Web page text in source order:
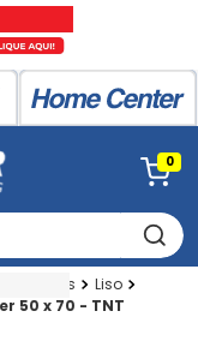
0
Liso
50 x 70 - TNT